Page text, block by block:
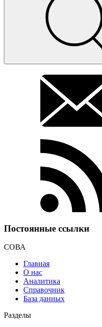
Постоянные ссылки
СОВА
Главная
О нас
Аналитика
Справочник
База данных
Разделы